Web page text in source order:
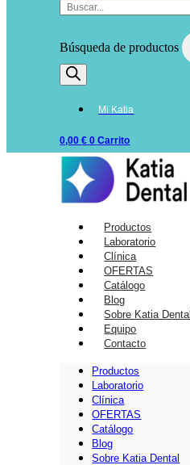
Búsqueda de productos
Mi Katia
0,00€ 0 Carrito
Productos
Laboratorio
Clínica
OFERTAS
Catálogo
Blog
Sobre Katia Dental
Equipo
Contacto
Productos
Laboratorio
Clínica
OFERTAS
Catálogo
Blog
Sobre Katia Dental